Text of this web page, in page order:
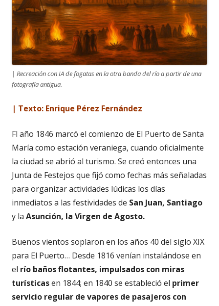
| Recreación con IA de fogatas en la otra banda del río a partir de una
fotografía antigua.
| Texto: Enrique Pérez Fernández
Fl año 1846 marcó el comienzo de El Puerto de Santa
María como estación veraniega, cuando oficialmente
la ciudad se abrió al turismo. Se creó entonces una
Junta de Festejos que fijó como fechas más señaladas
para organizar actividades lúdicas los días
inmediatos a las festividades de San Juan, Santiago
y la Asunción, la Virgen de Agosto.
Buenos vientos soplaron en los años 40 del siglo XIX
para El Puerto… Desde 1816 venían instalándose en
el río baños flotantes, impulsados con miras
turísticasen 1844; en 1840 se estableció el primer
servicio regular de vapores de pasajeros con